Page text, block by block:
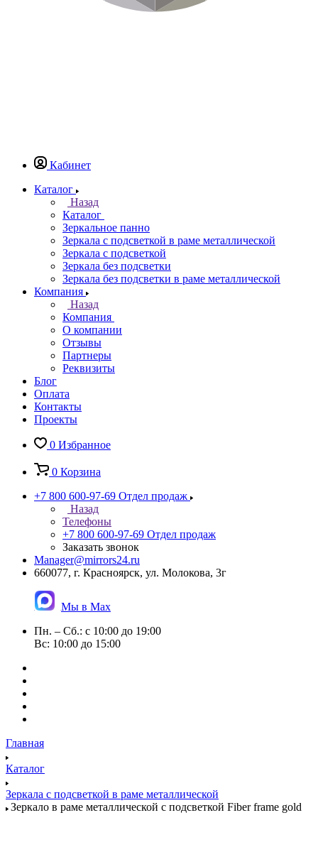
Кабинет
Каталог
Назад
Каталог
Зеркальное панно
Зеркала с подсветкой в раме металлической
Зеркала с подсветкой
Зеркала без подсветки
Зеркала без подсветки в раме металлической
Компания
Назад
Компания
О компании
Отзывы
Партнеры
Реквизиты
Блог
Оплата
Контакты
Проекты
0 Избранное
0 Корзина
+7 800 600-97-69 Отдел продаж
Назад
Телефоны
+7 800 600-97-69 Отдел продаж
Заказать звонок
Manager@mirrors24.ru
660077, г. Красноярск, ул. Молокова, 3г
Мы в Max
Пн. – Сб.: с 10:00 до 19:00
Вс: 10:00 до 15:00
Главная
Каталог
Зеркала с подсветкой в раме металлической
Зеркало в раме металлической с подсветкой Fiber frame gold